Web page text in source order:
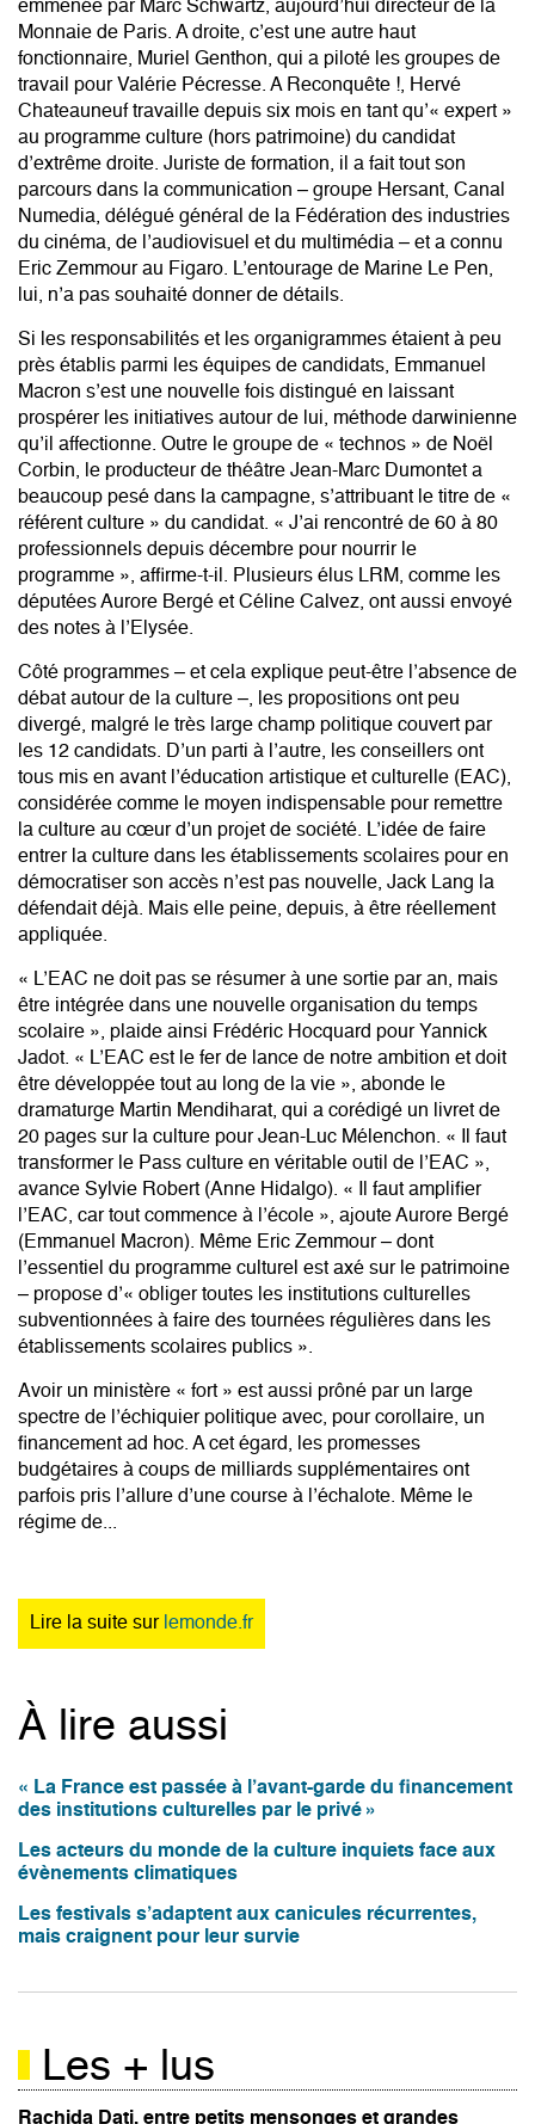
emmenée par Marc Schwartz, aujourd’hui directeur de la
Monnaie de Paris. A droite, c’est une autre haut
fonctionnaire, Muriel Genthon, qui a piloté les groupes de
travail pour Valérie Pécresse. A Reconquête !, Hervé
Chateauneuf travaille depuis six mois en tant qu’« expert »
au programme culture (hors patrimoine) du candidat
d’extrême droite. Juriste de formation, il a fait tout son
parcours dans la communication – groupe Hersant, Canal
Numedia, délégué général de la Fédération des industries
du cinéma, de l’audiovisuel et du multimédia – et a connu
Eric Zemmour au Figaro. L’entourage de Marine Le Pen,
lui, n’a pas souhaité donner de détails.
Si les responsabilités et les organigrammes étaient à peu
près établis parmi les équipes de candidats, Emmanuel
Macron s’est une nouvelle fois distingué en laissant
prospérer les initiatives autour de lui, méthode darwinienne
qu’il affectionne. Outre le groupe de « technos » de Noël
Corbin, le producteur de théâtre Jean-Marc Dumontet a
beaucoup pesé dans la campagne, s’attribuant le titre de «
référent culture » du candidat. « J’ai rencontré de 60 à 80
professionnels depuis décembre pour nourrir le
programme », affirme-t-il. Plusieurs élus LRM, comme les
députées Aurore Bergé et Céline Calvez, ont aussi envoyé
des notes à l’Elysée.
Côté programmes – et cela explique peut-être l’absence de
débat autour de la culture –, les propositions ont peu
divergé, malgré le très large champ politique couvert par
les 12 candidats. D’un parti à l’autre, les conseillers ont
tous mis en avant l’éducation artistique et culturelle (EAC),
considérée comme le moyen indispensable pour remettre
la culture au cœur d’un projet de société. L’idée de faire
entrer la culture dans les établissements scolaires pour en
démocratiser son accès n’est pas nouvelle, Jack Lang la
défendait déjà. Mais elle peine, depuis, à être réellement
appliquée.
« L’EAC ne doit pas se résumer à une sortie par an, mais
être intégrée dans une nouvelle organisation du temps
scolaire », plaide ainsi Frédéric Hocquard pour Yannick
Jadot. « L’EAC est le fer de lance de notre ambition et doit
être développée tout au long de la vie », abonde le
dramaturge Martin Mendiharat, qui a corédigé un livret de
20 pages sur la culture pour Jean-Luc Mélenchon. « Il faut
transformer le Pass culture en véritable outil de l’EAC »,
avance Sylvie Robert (Anne Hidalgo). « Il faut amplifier
l’EAC, car tout commence à l’école », ajoute Aurore Bergé
(Emmanuel Macron). Même Eric Zemmour – dont
l’essentiel du programme culturel est axé sur le patrimoine
– propose d’« obliger toutes les institutions culturelles
subventionnées à faire des tournées régulières dans les
établissements scolaires publics ».
Avoir un ministère « fort » est aussi prôné par un large
spectre de l’échiquier politique avec, pour corollaire, un
financement ad hoc. A cet égard, les promesses
budgétaires à coups de milliards supplémentaires ont
parfois pris l’allure d’une course à l’échalote. Même le
régime de...
Lire la suite sur lemonde.fr
À lire aussi
« La France est passée à l’avant-garde du financement
des institutions culturelles par le privé »
Les acteurs du monde de la culture inquiets face aux
évènements climatiques
Les festivals s’adaptent aux canicules récurrentes,
mais craignent pour leur survie
Les + lus
Rachida Dati, entre petits mensonges et grandes